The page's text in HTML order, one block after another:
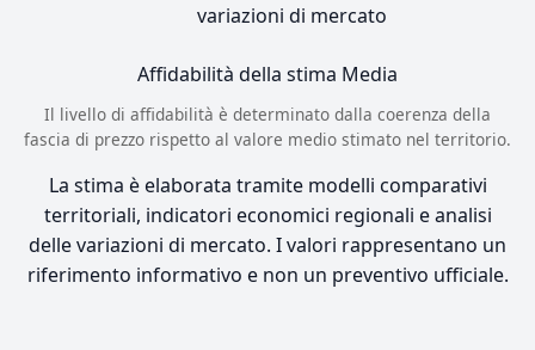
variazioni di mercato
Affidabilità della stima Media
Il livello di affidabilità è determinato dalla coerenza della
fascia di prezzo rispetto al valore medio stimato nel territorio.
La stima è elaborata tramite modelli comparativi
territoriali, indicatori economici regionali e analisi
delle variazioni di mercato. I valori rappresentano un
riferimento informativo e non un preventivo ufficiale.